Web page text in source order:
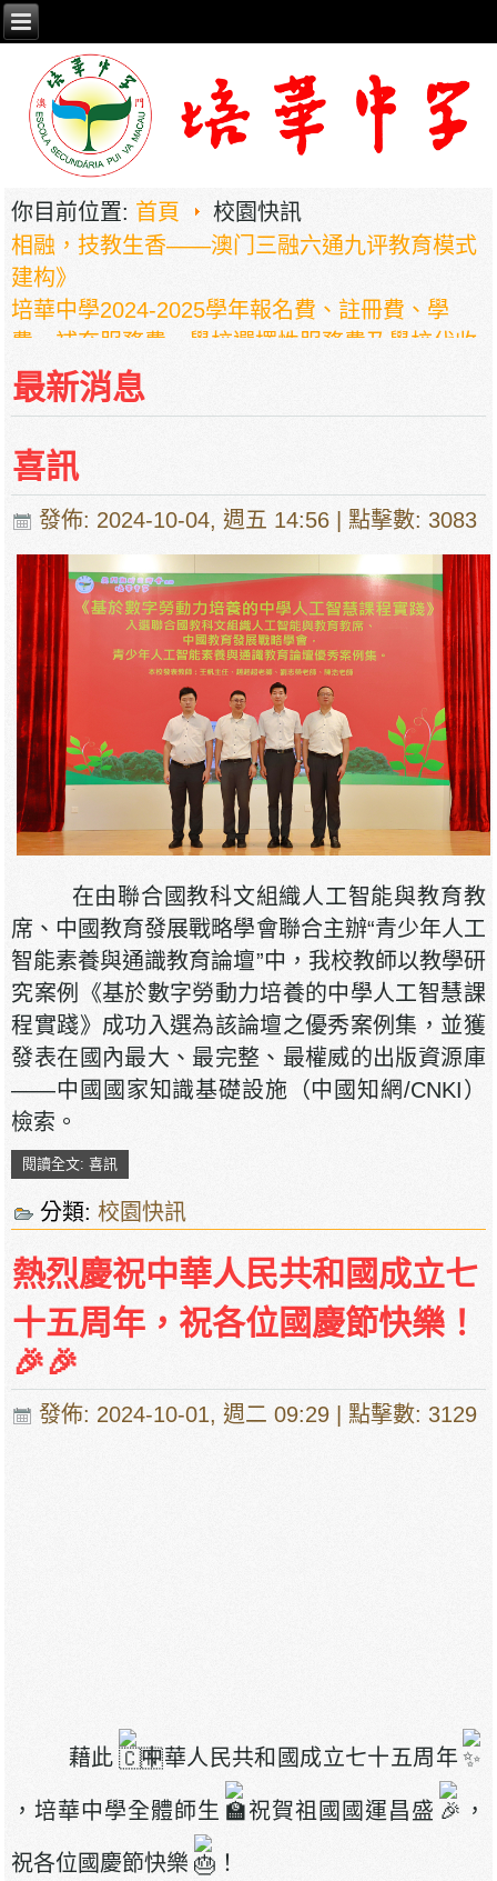
你目前位置: 首頁 校園快訊
2026年职业教育国家教学成果奖申报——《普职
相融，技教生香——澳门三融六通九评教育模式
建构》
培華中學2024-2025學年報名費、註冊費、學
費、補充服務費、學校選擇性服務費及學校代收
培華中學收費項目一覽表
最新消息
喜訊
發佈: 2024-10-04, 週五 14:56 | 點擊數: 3083
在由聯合國教科文組織人工智能與教育教
席、中國教育發展戰略學會聯合主辦“青少年人工
智能素養與通識教育論壇”中，我校教師以教學研
究案例《基於數字勞動力培養的中學人工智慧課
程實踐》成功入選為該論壇之優秀案例集，並獲
發表在國內最大、最完整、最權威的出版資源庫
——中國國家知識基礎設施（中國知網/CNKI）
檢索。
閱讀全文: 喜訊
分類:校園快訊
熱烈慶祝中華人民共和國成立七
十五周年，祝各位國慶節快樂！
🎉🎉
發佈: 2024-10-01, 週二 09:29 | 點擊數: 3129
藉此 中華人民共和國成立七十五周年
，培華中學全體師生 祝賀祖國國運昌盛 ，
祝各位國慶節快樂 ！